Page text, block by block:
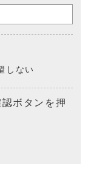
しない
ボタンを押